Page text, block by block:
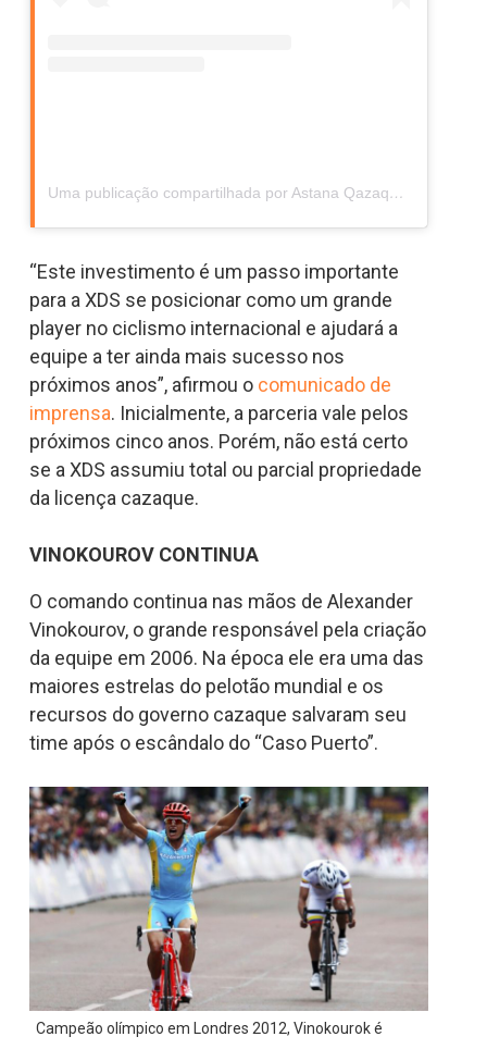
Uma publicação compartilhada por Astana Qazaqstan Team (@astanaqazaqstanteam)
“Este investimento é um passo importante
para a XDS se posicionar como um grande
player no ciclismo internacional e ajudará a
equipe a ter ainda mais sucesso nos
próximos anos”, afirmou o comunicado de
imprensa. Inicialmente, a parceria vale pelos
próximos cinco anos. Porém, não está certo
se a XDS assumiu total ou parcial propriedade
da licença cazaque.
VINOKOUROV CONTINUA
O comando continua nas mãos de Alexander
Vinokourov, o grande responsável pela criação
da equipe em 2006. Na época ele era uma das
maiores estrelas do pelotão mundial e os
recursos do governo cazaque salvaram seu
time após o escândalo do “Caso Puerto”.
Campeão olímpico em Londres 2012, Vinokourok é